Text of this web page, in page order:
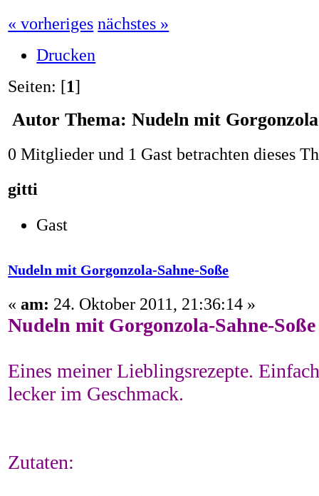
« vorheriges nächstes »
Drucken
Seiten: [1]
Autor Thema: Nudeln mit
0 Mitglieder und 1 Gast betrachten dieses
gitti
Gast
Nudeln mit Gorgonzola-Sahne-Soße
«am: 24. Oktober 2011, 21:36:14 »
Nudeln mit Gorgonzola-Sahne-Soße
Eines meiner Lieblingsrezepte.
lecker im Geschmack.
Zutaten: